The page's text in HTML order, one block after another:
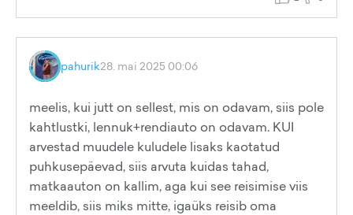
pahurik28. mai 2025 00:06
meelis, kui jutt on sellest, mis on odavam, siis pole
kahtlustki, lennuk+rendiauto on odavam. KUI
arvestad muudele kuludele lisaks kaotatud
puhkusepäevad, siis arvuta kuidas tahad,
matkaauton on kallim, aga kui see reisimise viis
meeldib, siis miks mitte, igaüks reisib oma